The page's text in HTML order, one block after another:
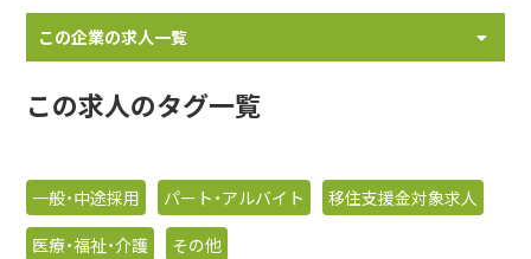
この企業の求人一覧
この求人のタグ一覧
一般・中途採用 パート・アルバイト
移住支援金対象求人
医療・福祉・介護
その他